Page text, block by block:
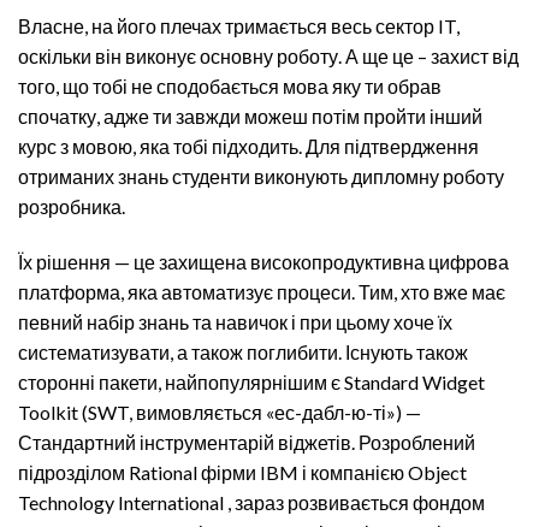
Власне, на його плечах тримається весь сектор IT,
оскільки він виконує основну роботу. А ще це – захист від
того, що тобі не сподобається мова яку ти обрав
спочатку, адже ти завжди можеш потім пройти інший
курс з мовою, яка тобі підходить. Для підтвердження
отриманих знань студенти виконують дипломну роботу
розробника.
Їх рішення — це захищена високопродуктивна цифрова
платформа, яка автоматизує процеси. Тим, хто вже має
певний набір знань та навичок і при цьому хоче їх
систематизувати, а також поглибити. Існують також
сторонні пакети, найпопулярнішим є Standard Widget
Toolkit (SWT, вимовляється «ес-дабл-ю-ті») —
Стандартний інструментарій віджетів. Розроблений
підрозділом Rational фірми IBM і компанією Object
Technology International , зараз розвивається фондом